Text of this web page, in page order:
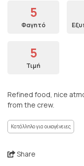
5
Φαγητό
5
Τιμή
Refined food, nice
from the crew.
Κατάλληλο για οικογένειες
Share